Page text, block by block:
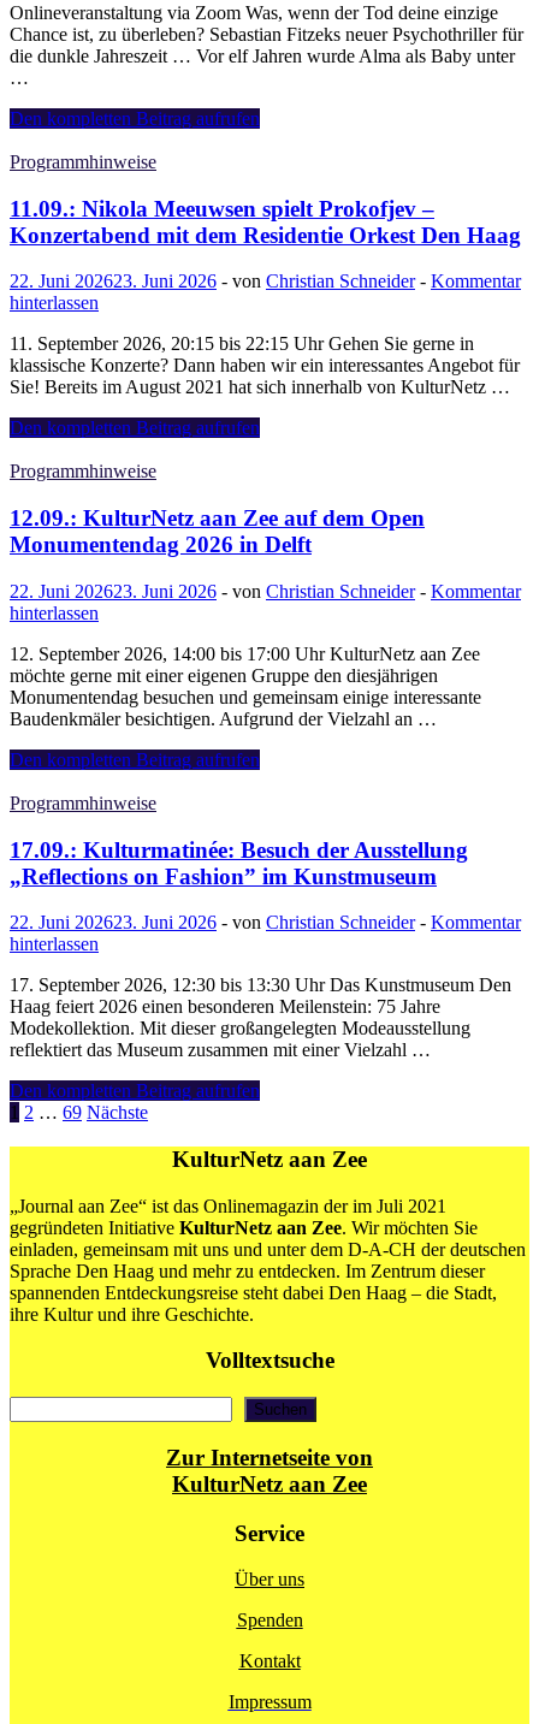
Onlineveranstaltung via Zoom Was, wenn der Tod deine einzige
Chance ist, zu überleben? Sebastian Fitzeks neuer Psychothriller für
die dunkle Jahreszeit … Vor elf Jahren wurde Alma als Baby unter
…
02.09.:
Internationale
Sebastian
Fitzek
„Das
(online)
Den kompletten Beitrag aufrufen
Programmhinweise
11.09.: Nikola Meeuwsen spielt Prokofjev –
Konzertabend mit dem Residentie Orkest Den Haag
22. Juni 202623. Juni 2026 - von Christian Schneider- Kommentar
hinterlassen
11. September 2026, 20:15 bis 22:15 Uhr Gehen Sie gerne in
klassische Konzerte? Dann haben wir ein interessantes Angebot für
Sie! Bereits im August 2021 hat sich innerhalb von KulturNetz …
11.09.:
Meeuwsen
Prokofjev
–
Konzertabend
dem
Residentie
Orkest
Den
Haag
Den kompletten Beitrag aufrufen
Programmhinweise
12.09.: KulturNetz aan Zee auf dem Open
Monumentendag 2026 in Delft
22. Juni 202623. Juni 2026 - von Christian Schneider- Kommentar
hinterlassen
12. September 2026, 14:00 bis 17:00 Uhr KulturNetz aan Zee
möchte gerne mit einer eigenen Gruppe den diesjährigen
Monumentendag besuchen und gemeinsam einige interessante
Baudenkmäler besichtigen. Aufgrund der Vielzahl an …
12.09.:
aan
auf
dem
Open
2026
in
Delft
Den kompletten Beitrag aufrufen
Programmhinweise
17.09.: Kulturmatinée: Besuch der Ausstellung
„Reflections on Fashion” im Kunstmuseum
22. Juni 202623. Juni 2026 - von Christian Schneider- Kommentar
hinterlassen
17. September 2026, 12:30 bis 13:30 Uhr Das Kunstmuseum Den
Haag feiert 2026 einen besonderen Meilenstein: 75 Jahre
Modekollektion. Mit dieser großangelegten Modeausstellung
reflektiert das Museum zusammen mit einer Vielzahl …
17.09.:
Kulturmatinée:
„Reflections
on
Fashion”
im
Kunstmuseum
Den kompletten Beitrag aufrufen
Seitennummerierung
der
1 2 … 69 Nächste
KulturNetz aan Zee
„Journal aan Zee“ ist das Onlinemagazin der im Juli 2021
gegründeten Initiative KulturNetz aan Zee. Wir möchten Sie
einladen, gemeinsam mit uns und unter dem D-A-CH der deutschen
Sprache Den Haag und mehr zu entdecken. Im Zentrum dieser
spannenden Entdeckungsreise steht dabei Den Haag – die Stadt,
ihre Kultur und ihre Geschichte.
Volltextsuche
Suchen
Zur Internetseite von
KulturNetz aan Zee
Service
Über uns
Spenden
Kontakt
Impressum